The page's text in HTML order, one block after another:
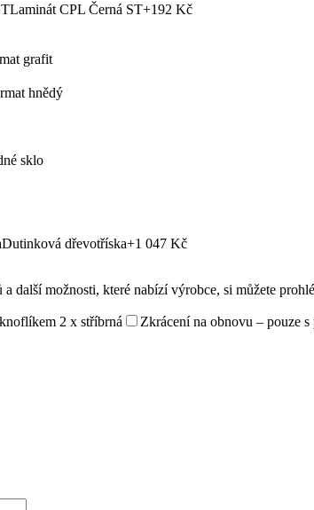
Laminát CPL Černá ST+192 Kč
grafit
hnědý
sklo
Dutinková dřevotříska+1 047 Kč
další možnosti, které nabízí výrobce, si můžete
2 x stříbrná Zkrácení na obnovu – pouze